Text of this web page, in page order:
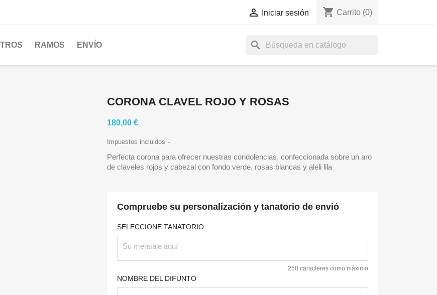
 Iniciar sesión shopping_cart Carrito (0)
RAMOS ENVÍO search
CORONA CLAVEL ROJO Y ROSAS
180,00 €
Impuestos incluidos
Perfecta corona para ofrecer nuestras condolencias, confeccionada sobre un aro
de claveles rojos y cabezal con fondo verde, rosas blancas y aleli lila
Compruebe su personalización y tanatorio de envió
SELECCIONE TANATORIO
250 caracteres como máximo
NOMBRE DEL DIFUNTO